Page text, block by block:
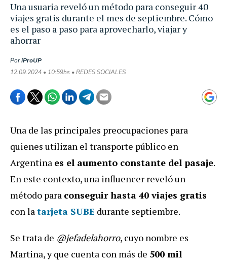
Una usuaria reveló un método para conseguir 40
viajes gratis durante el mes de septiembre. Cómo
es el paso a paso para aprovecharlo, viajar y
ahorrar
PoriProUP
12.09.2024 • 10:59hs • REDES SOCIALES
Una de las principales preocupaciones para
quienes utilizan el transporte público en
Argentina es el aumento constante del pasaje.
En este contexto, una influencer reveló un
método para conseguir hasta 40 viajes gratis
con latarjeta SUBE durante septiembre.
Se trata de @jefadelahorro, cuyo nombre es
Martina, y que cuenta con más de 500 mil